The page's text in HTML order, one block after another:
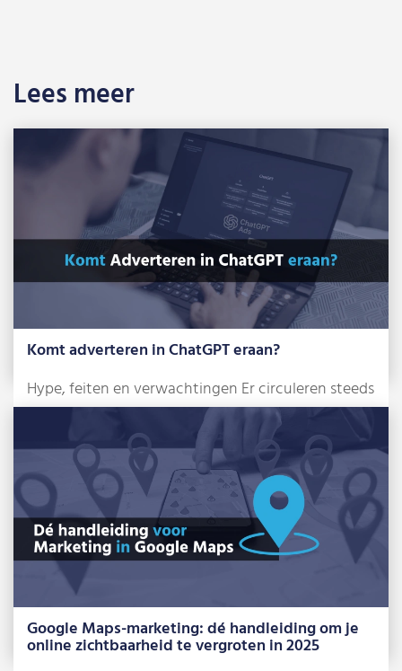
Lees meer
Komt adverteren in ChatGPT eraan?
Hype, feiten en verwachtingen Er circuleren steeds
meer berichten over de komst van advertenties […]
Lees meer »
Google Maps-marketing: dé handleiding om je
online zichtbaarheid te vergroten in 2025